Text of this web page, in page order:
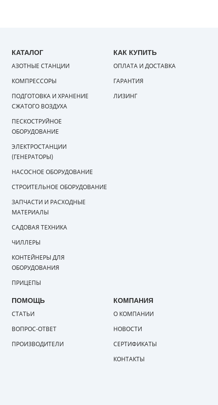
КАТАЛОГ
АЗОТНЫЕ СТАНЦИИ
КОМПРЕССОРЫ
ПОДГОТОВКА И ХРАНЕНИЕ
СЖАТОГО ВОЗДУХА
ПЕСКОСТРУЙНОЕ
ОБОРУДОВАНИЕ
ЭЛЕКТРОСТАНЦИИ
(ГЕНЕРАТОРЫ)
НАСОСНОЕ ОБОРУДОВАНИЕ
СТРОИТЕЛЬНОЕ ОБОРУДОВАНИЕ
ЗАПЧАСТИ И РАСХОДНЫЕ
МАТЕРИАЛЫ
САДОВАЯ ТЕХНИКА
ЧИЛЛЕРЫ
КОНТЕЙНЕРЫ ДЛЯ
ОБОРУДОВАНИЯ
ПРИЦЕПЫ
КАК КУПИТЬ
ОПЛАТА И ДОСТАВКА
ГАРАНТИЯ
ЛИЗИНГ
ПОМОЩЬ
СТАТЬИ
ВОПРОС-ОТВЕТ
ПРОИЗВОДИТЕЛИ
КОМПАНИЯ
О КОМПАНИИ
НОВОСТИ
СЕРТИФИКАТЫ
КОНТАКТЫ